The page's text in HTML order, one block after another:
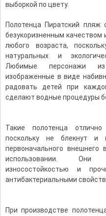
выборкой по цвету.
Полотенца Пиратский пляж
безукоризненным качеством
любого возраста,
натуральных и
Любимые персонажи из
изображенные в виде
радовать детей при
сделают водные процедуры
Такие полотенца
поскольку не блекнут
первоначального внешнего
использовании. Они
износостойкостью и
антибактериальными
При производстве